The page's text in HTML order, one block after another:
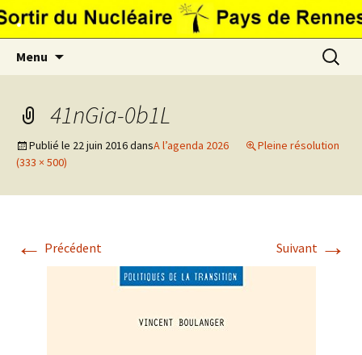
Aller
au .
Menu
41nGia-0b1L
Publié le 22 juin 2016dansA l’agenda 2026
Pleine résolution
(333 × 500)
← Précédent Suivant →